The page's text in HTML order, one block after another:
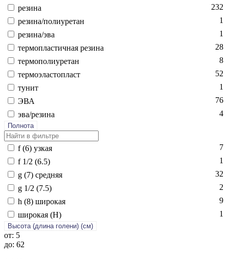
ре­зина
232
ре­зина/по­ли­уре­тан
1
ре­зина/эва
1
тер­моплас­тичная ре­зина
28
тер­мо­поли­уре­тан
8
тер­мо­элас­топласт
52
ту­нит
1
ЭВА
76
эва/ре­зина
4
Полнота
f (6) уз­кая
7
f 1/2 (6.5)
1
g (7) сред­няя
32
g 1/2 (7.5)
2
h (8) ши­рокая
9
ши­рокая (H)
1
Высота (длина голени) (cм)
от: 5
до: 62